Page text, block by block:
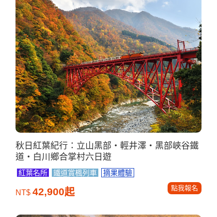
秋日紅葉紀行：立山黑部・輕井澤・黑部峽谷鐵
道・白川鄉合掌村六日遊
紅葉名所 鐵道賞楓列車 摘果體驗
NT$ 42,900起 點我報名